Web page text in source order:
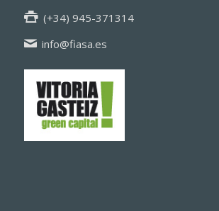
(+34) 945-371314
info@fiasa.es